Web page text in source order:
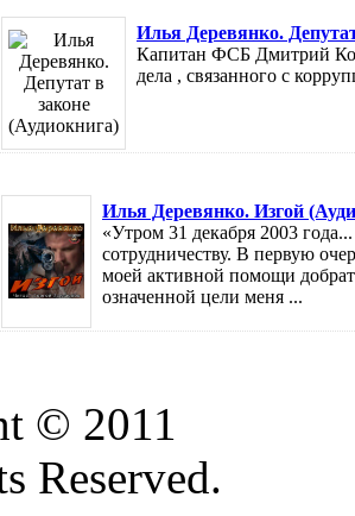
Илья Деревянко.
Капитан ФСБ Дмитрий
дела , связанного с
Илья Деревянко. Изгой
«Утром 31 декабря 2003
сотрудничеству. В первую
моей активной помощи
означенной цели меня ...
© 2011
Reserved.